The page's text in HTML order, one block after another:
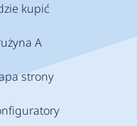
kupić
A
strony